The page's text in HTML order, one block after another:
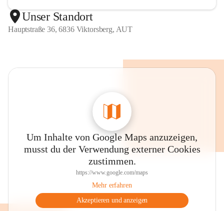
Unser Standort
Hauptstraße 36, 6836 Viktorsberg, AUT
Um Inhalte von Google Maps anzuzeigen,
musst du der Verwendung externer Cookies
zustimmen.
https://www.google.com/maps
Mehr erfahren
Akzeptieren und anzeigen